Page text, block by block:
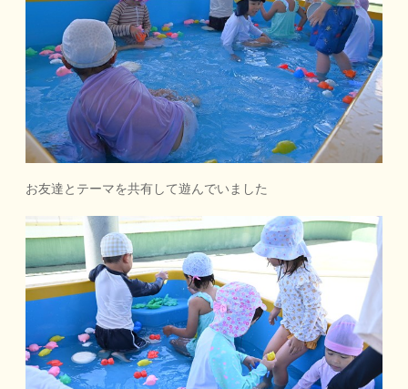
お友達とテーマを共有して遊んでいました